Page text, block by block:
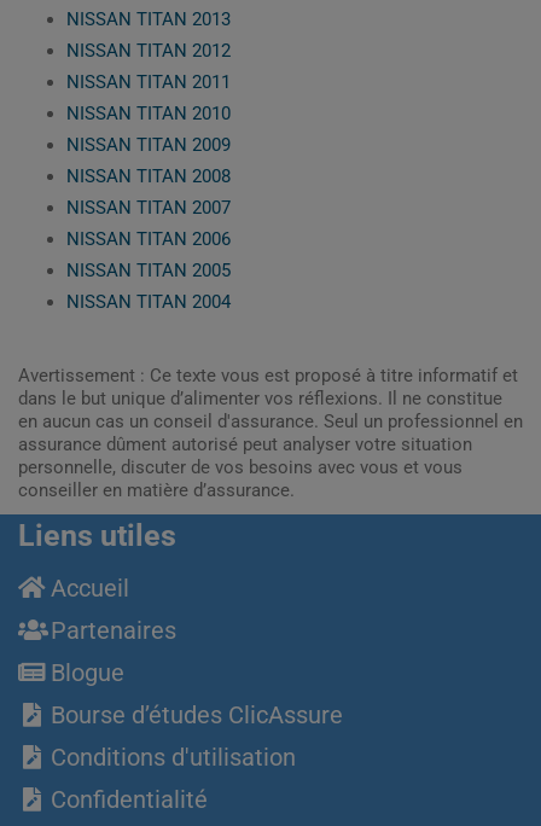
NISSAN TITAN 2013
NISSAN TITAN 2012
NISSAN TITAN 2011
NISSAN TITAN 2010
NISSAN TITAN 2009
NISSAN TITAN 2008
NISSAN TITAN 2007
NISSAN TITAN 2006
NISSAN TITAN 2005
NISSAN TITAN 2004
Avertissement : Ce texte vous est proposé à titre informatif et
dans le but unique d’alimenter vos réflexions. Il ne constitue
en aucun cas un conseil d'assurance. Seul un professionnel en
assurance dûment autorisé peut analyser votre situation
personnelle, discuter de vos besoins avec vous et vous
conseiller en matière d’assurance.
Liens utiles
Accueil
Partenaires
Blogue
Bourse d’études ClicAssure
Conditions d'utilisation
Confidentialité